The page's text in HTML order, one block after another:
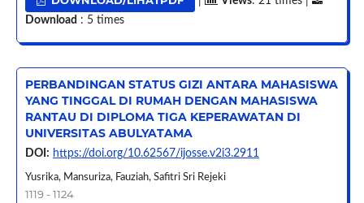
Download : 5 times
PERBANDINGAN STATUS GIZI ANTARA MAHASISWA
YANG TINGGAL DI RUMAH DENGAN MAHASISWA
RANTAU DI DIPLOMA TIGA KEPERAWATAN DI
UNIVERSITAS ABULYATAMA
DOI: https://doi.org/10.62567/ijosse.v2i3.2911
Yusrika, Mansuriza, Fauziah, Safitri Sri Rejeki
1119 - 1124